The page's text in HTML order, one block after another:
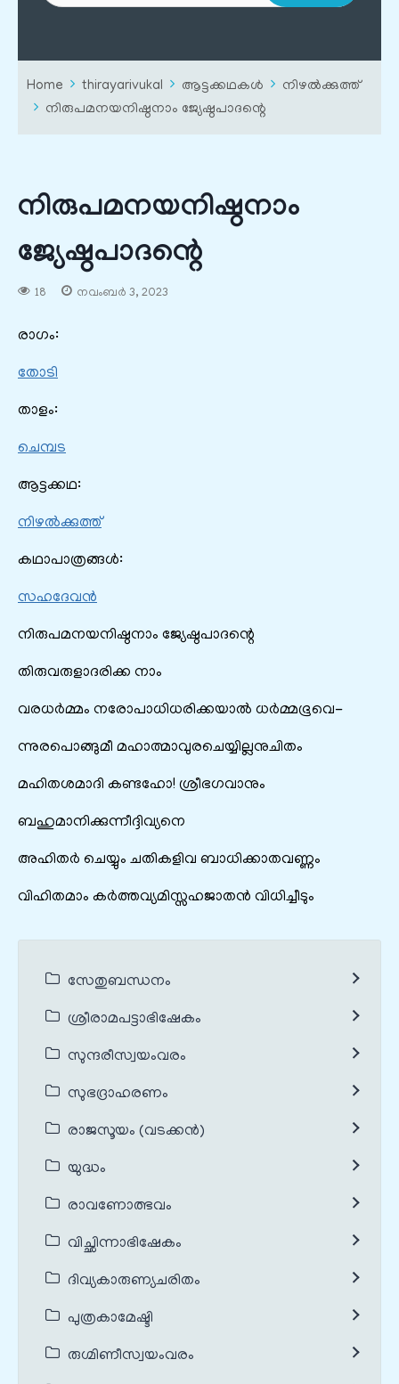
Home thirayarivukal ആട്ടക്കഥകൾ
നിഴൽക്കുത്ത്
നിരുപമനയനിഷ്ഠനാം ജ്യേഷ്ഠപാദന്റെ
നിരുപമനയനിഷ്ഠനാം
ജ്യേഷ്ഠപാദന്റെ
18 നവംബർ 3, 2023
രാഗം:
തോടി
താളം:
ചെമ്പട
ആട്ടക്കഥ:
നിഴൽക്കുത്ത്
കഥാപാത്രങ്ങൾ:
സഹദേവൻ
നിരുപമനയനിഷ്ഠനാം ജ്യേഷ്ഠപാദന്റെ
തിരുവരുളാദരിക്ക നാം
വരധർമ്മം നരോപാധിധരിക്കയാൽ ധർമ്മഭൂവെ-
ന്നുരപൊങ്ങുമീ മഹാത്മാവുരചെയ്യില്ലനുചിതം
മഹിതശമാദി കണ്ടഹോ! ശ്രീഭഗവാനും
ബഹുമാനിക്കുന്നീദ്ദിവ്യനെ
അഹിതർ ചെയ്യും ചതികളിവ ബാധിക്കാതവണ്ണം
വിഹിതമാം കർത്തവ്യമിസ്സഹജാതൻ വിധിച്ചീടും
സേതുബന്ധനം
ശ്രീരാമപട്ടാഭിഷേകം
സുന്ദരീസ്വയംവരം
സുഭദ്രാഹരണം
രാജസൂയം (വടക്കൻ)
യുദ്ധം
രാവണോത്ഭവം
വിച്ഛിന്നാഭിഷേകം
ദിവ്യകാരുണ്യചരിതം
പുത്രകാമേഷ്ടി
രുഗ്മിണീസ്വയംവരം